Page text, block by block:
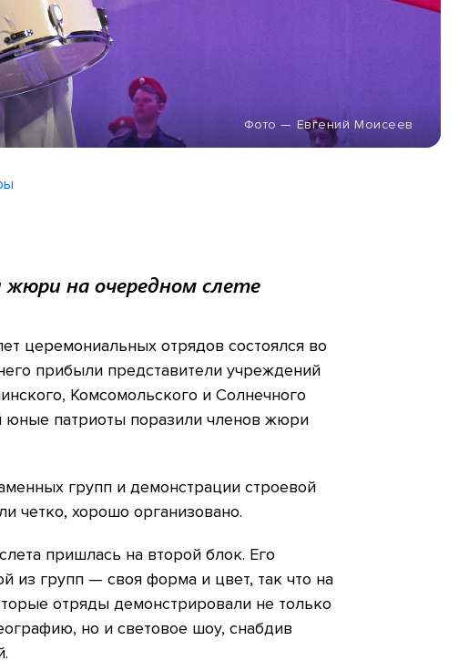
Фото — Евгений Моисеев
на очередном слете
церемониальных отрядов состоялся во
прибыли представители учреждений
Комсомольского и Солнечного
юные патриоты поразили членов жюри
групп и демонстрации строевой
четко, хорошо организовано.
пришлась на второй блок. Его
из групп — своя форма и цвет, так что на
отряды демонстрировали не только
но и световое шоу, снабдив